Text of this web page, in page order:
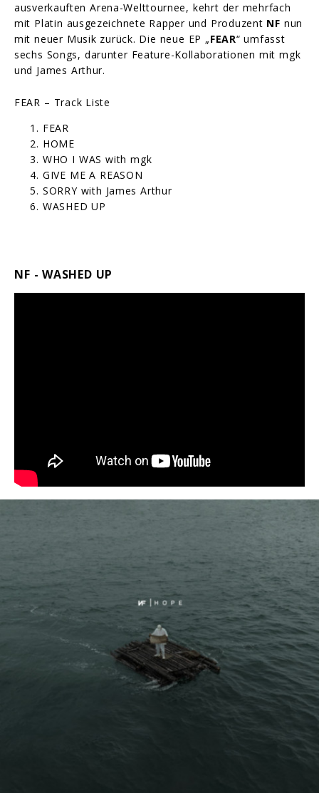
ausverkauften Arena-Welttournee, kehrt der mehrfach
mit Platin ausgezeichnete Rapper und Produzent NF nun
mit neuer Musik zurück. Die neue EP „FEAR“ umfasst
sechs Songs, darunter Feature-Kollaborationen mit mgk
und James Arthur.
FEAR – Track Liste
FEAR
HOME
WHO I WAS with mgk
GIVE ME A REASON
SORRY with James Arthur
WASHED UP
NF - WASHED UP